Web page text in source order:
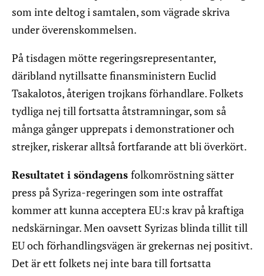
som inte deltog i samtalen, som vägrade skriva
under överenskommelsen.
På tisdagen mötte regeringsrepresentanter,
däribland nytillsatte finansministern Euclid
Tsakalotos, återigen trojkans förhandlare. Folkets
tydliga nej till fortsatta åtstramningar, som så
många gånger upprepats i demonstrationer och
strejker, riskerar alltså fortfarande att bli överkört.
Resultatet i söndagens folkomröstning sätter
press på Syriza-regeringen som inte ostraffat
kommer att kunna acceptera EU:s krav på kraftiga
nedskärningar. Men oavsett Syrizas blinda tillit till
EU och förhandlingsvägen är grekernas nej positivt.
Det är ett folkets nej inte bara till fortsatta